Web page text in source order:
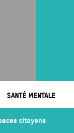
SANTÉ MENTALE
citoyens